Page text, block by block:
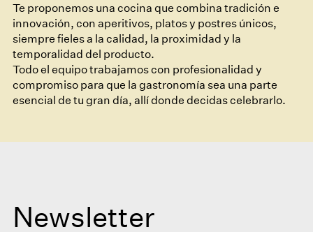
Te proponemos una cocina que combina tradición e
innovación, con aperitivos, platos y postres únicos,
siempre fieles a la calidad, la proximidad y la
temporalidad del producto.
Todo el equipo trabajamos con profesionalidad y
compromiso para que la gastronomía sea una parte
esencial de tu gran día, allí donde decidas celebrarlo.
Newsletter